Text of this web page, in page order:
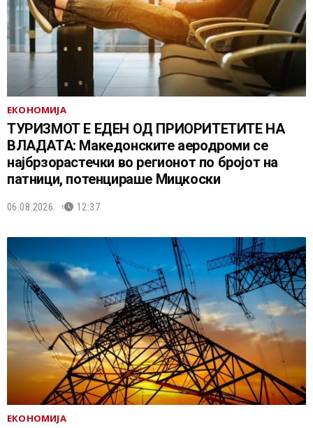
ЕКОНОМИЈА
ТУРИЗМОТ Е ЕДЕН ОД ПРИОРИТЕТИТЕ НА
ВЛАДАТА: Македонските аеродроми се
најбрзорастечки во регионот по бројот на
патници, потенцираше Мицкоски
06.08.2026. 12:37
ЕКОНОМИЈА